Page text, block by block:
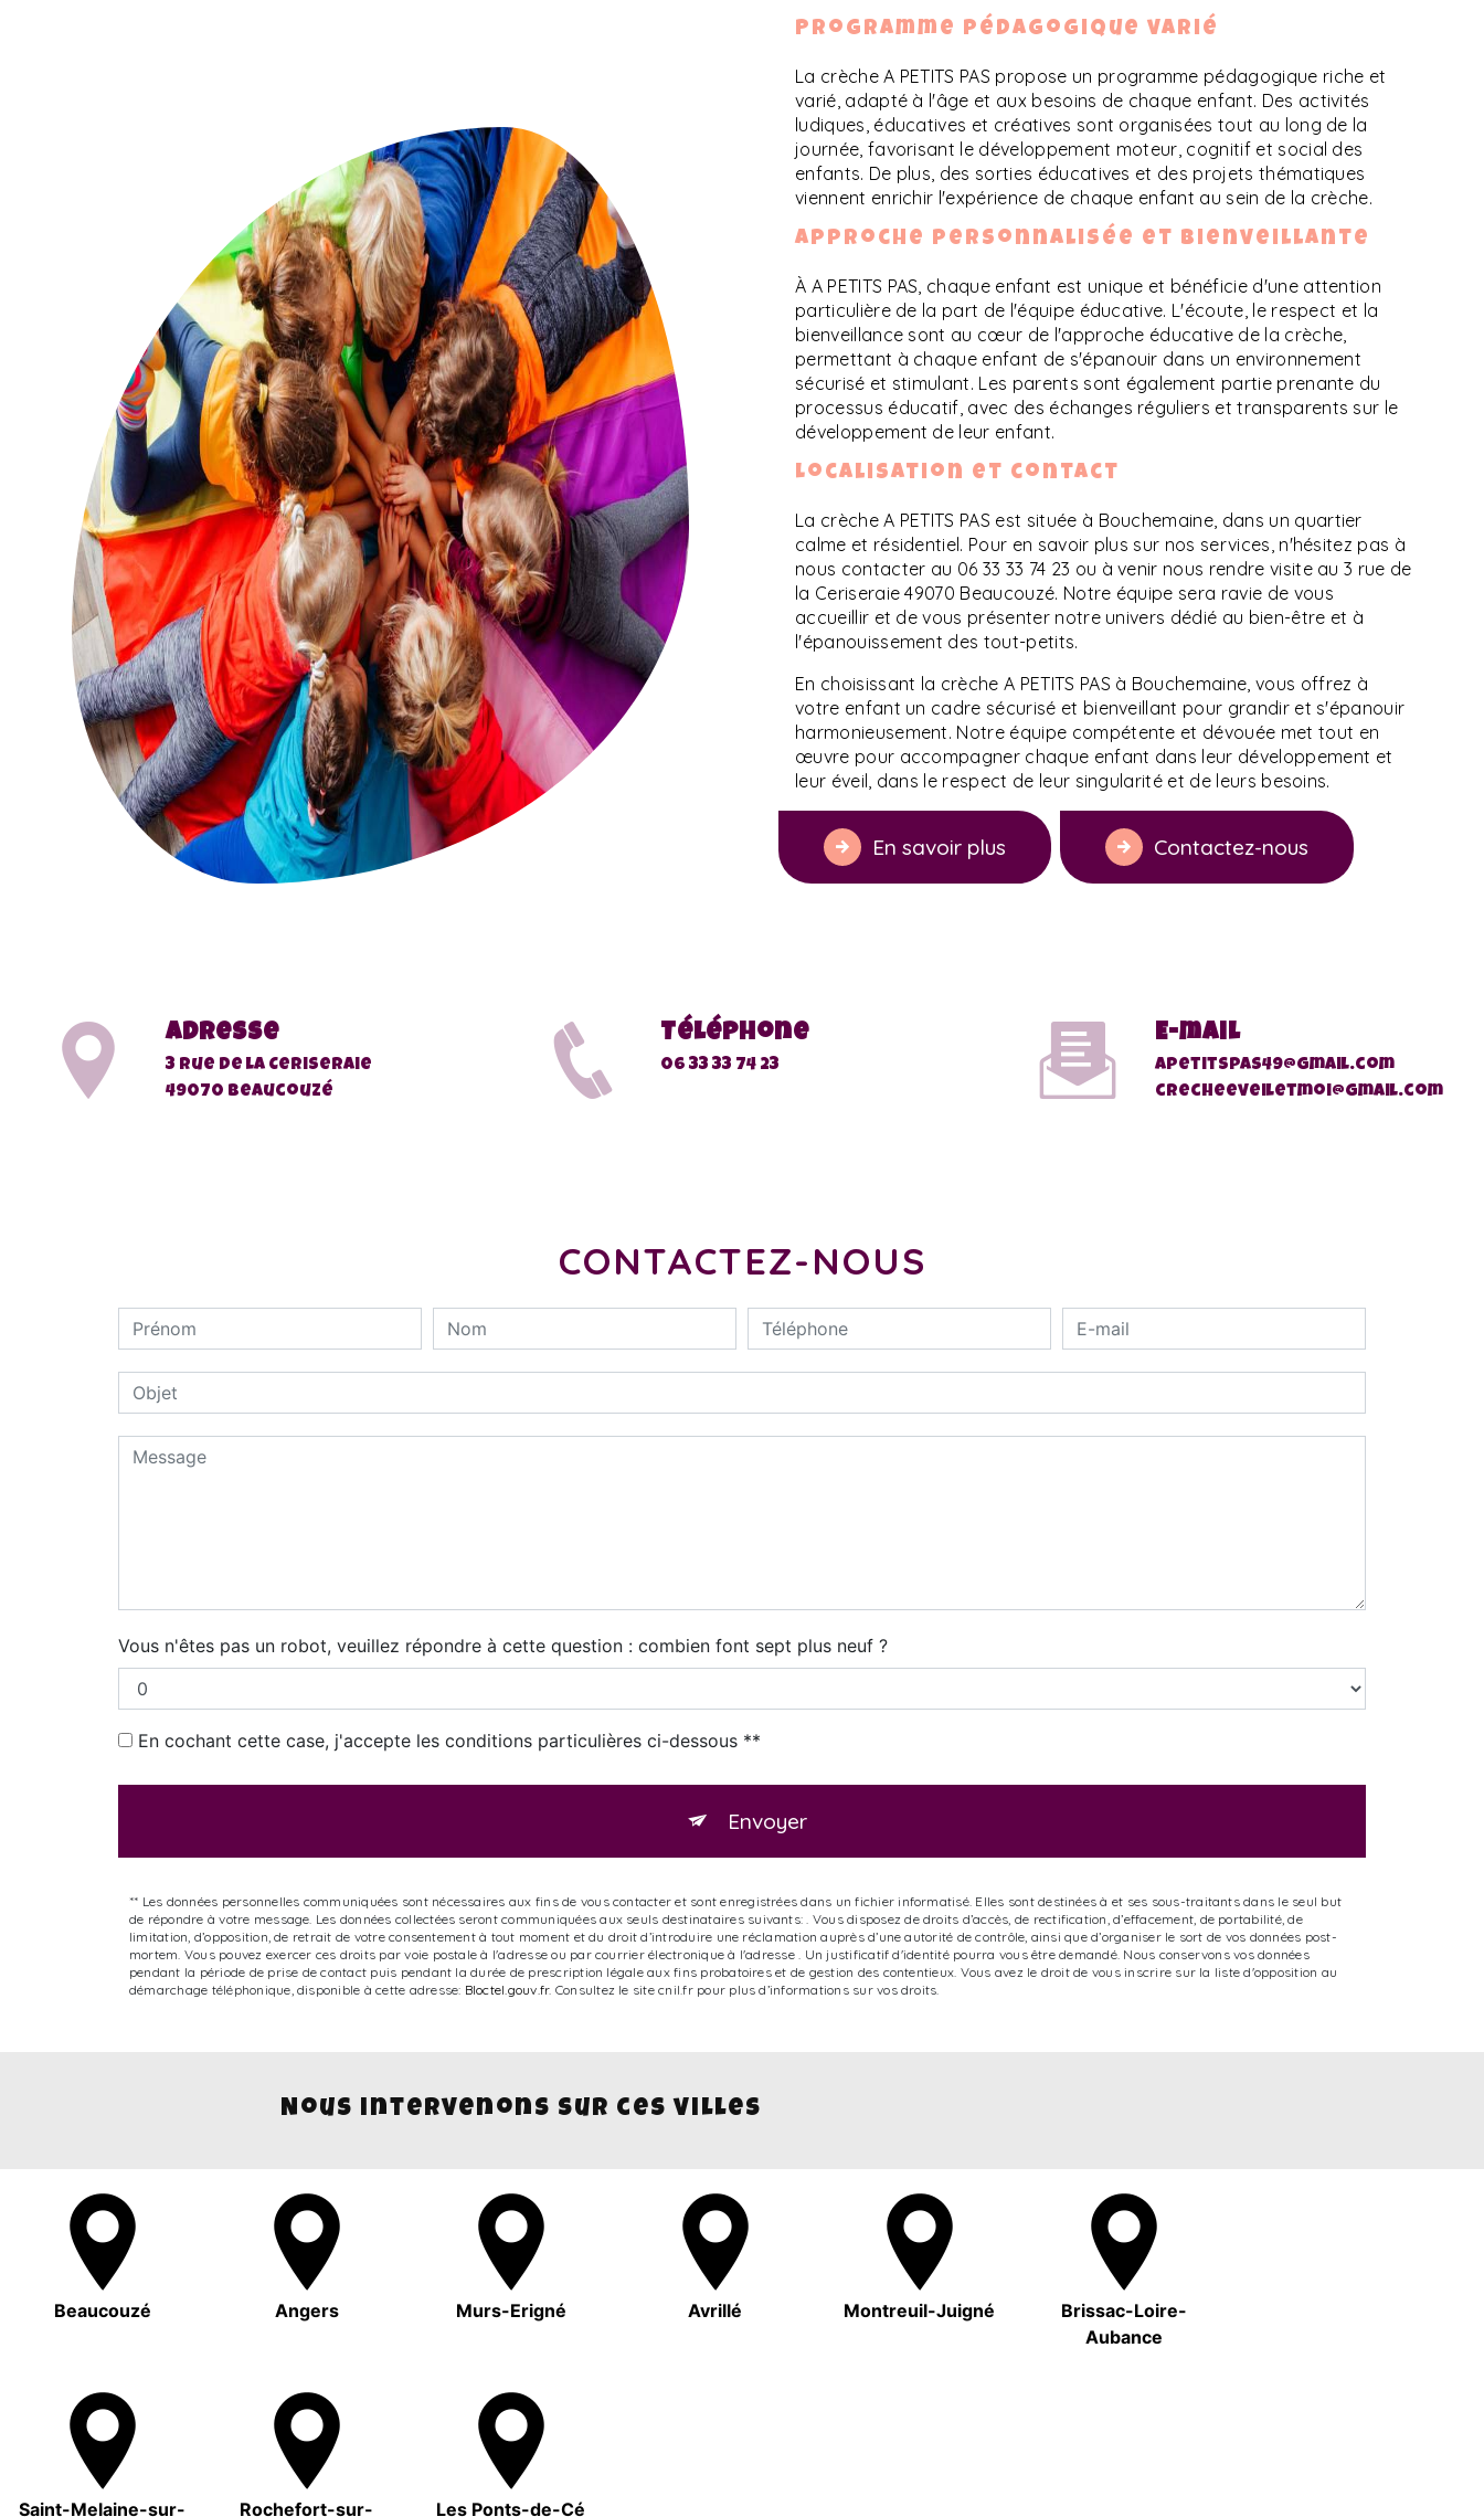
Programme pédagogique varié
La crèche A PETITS PAS propose un programme pédagogique riche et
varié, adapté à l'âge et aux besoins de chaque enfant. Des activités
ludiques, éducatives et créatives sont organisées tout au long de la
journée, favorisant le développement moteur, cognitif et social des
enfants. De plus, des sorties éducatives et des projets thématiques
viennent enrichir l'expérience de chaque enfant au sein de la crèche.
Approche personnalisée et bienveillante
À A PETITS PAS, chaque enfant est unique et bénéficie d'une attention
particulière de la part de l'équipe éducative. L'écoute, le respect et la
bienveillance sont au cœur de l'approche éducative de la crèche,
permettant à chaque enfant de s'épanouir dans un environnement
sécurisé et stimulant. Les parents sont également partie prenante du
processus éducatif, avec des échanges réguliers et transparents sur le
développement de leur enfant.
Localisation et contact
La crèche A PETITS PAS est située à Bouchemaine, dans un quartier
calme et résidentiel. Pour en savoir plus sur nos services, n'hésitez pas à
nous contacter au 06 33 33 74 23 ou à venir nous rendre visite au 3 rue de
la Ceriseraie 49070 Beaucouzé. Notre équipe sera ravie de vous
accueillir et de vous présenter notre univers dédié au bien-être et à
l'épanouissement des tout-petits.
En choisissant la crèche A PETITS PAS à Bouchemaine, vous offrez à
votre enfant un cadre sécurisé et bienveillant pour grandir et s'épanouir
harmonieusement. Notre équipe compétente et dévouée met tout en
œuvre pour accompagner chaque enfant dans leur développement et
leur éveil, dans le respect de leur singularité et de leurs besoins.
En savoir plus Contactez-nous
Adresse
3 rue de la Ceriseraie
49070 Beaucouzé
Téléphone
06 33 33 74 23
E-mail
apetitspas49@gmail.com
crecheeveiletmoi@gmail.com
CONTACTEZ-NOUS
Vous n'êtes pas un robot, veuillez répondre à cette question : combien font sept plus neuf ?
En cochant cette case, j'accepte les conditions particulières ci-dessous **
Envoyer
** Les données personnelles communiquées sont nécessaires aux fins de vous contacter et sont enregistrées dans un fichier informatisé. Elles sont destinées à et ses sous-traitants dans le seul but
de répondre à votre message. Les données collectées seront communiquées aux seuls destinataires suivants: . Vous disposez de droits d’accès, de rectification, d’effacement, de portabilité, de
limitation, d’opposition, de retrait de votre consentement à tout moment et du droit d’introduire une réclamation auprès d’une autorité de contrôle, ainsi que d’organiser le sort de vos données post-
mortem. Vous pouvez exercer ces droits par voie postale à l'adresse ou par courrier électronique à l'adresse . Un justificatif d'identité pourra vous être demandé. Nous conservons vos données
pendant la période de prise de contact puis pendant la durée de prescription légale aux fins probatoires et de gestion des contentieux. Vous avez le droit de vous inscrire sur la liste d'opposition au
démarchage téléphonique, disponible à cette adresse: Bloctel.gouv.fr. Consultez le site cnil.fr pour plus d’informations sur vos droits.
Nous intervenons sur ces villes
Beaucouzé Angers Murs-Erigné Avrillé Montreuil-Juigné
Brissac-Loire-
Aubance
Saint-Melaine-sur- Rochefort-sur- Les Ponts-de-Cé